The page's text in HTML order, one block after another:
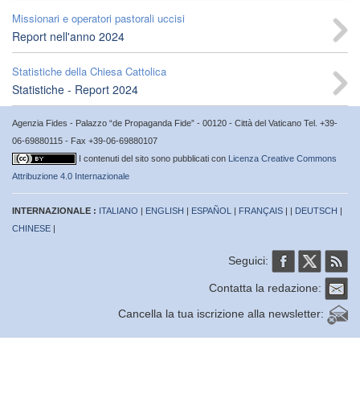
Missionari e operatori pastorali uccisi
Report nell'anno 2024
Statistiche della Chiesa Cattolica
Statistiche - Report 2024
Agenzia Fides - Palazzo “de Propaganda Fide” - 00120 - Città del Vaticano Tel. +39-
06-69880115 - Fax +39-06-69880107
I contenuti del sito sono pubblicati con Licenza Creative Commons
Attribuzione 4.0 Internazionale
INTERNAZIONALE : ITALIANO | ENGLISH | ESPAÑOL | FRANÇAIS | | DEUTSCH |
CHINESE |
Seguici:
Contatta la redazione:
Cancella la tua iscrizione alla newsletter: